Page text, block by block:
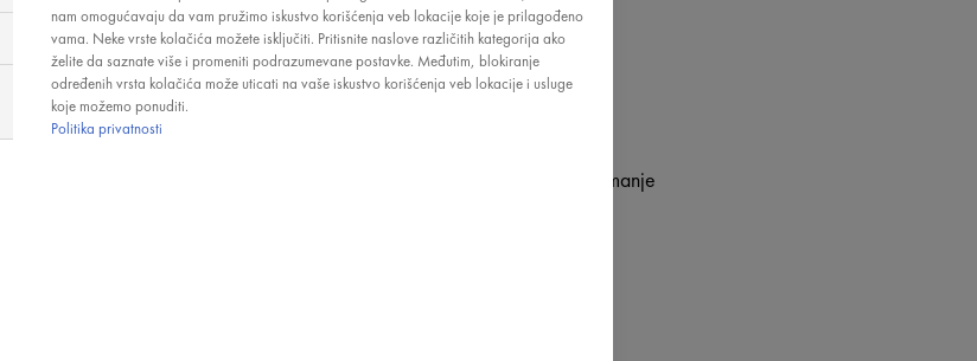
NA
grupe, jednoj koja živi na zagađenijem i drugoj, koja živi na manje
kako zagađivači utiču na našu kožu.
nam omogućavaju da vam pružimo iskustvo korišćenja veb lokacije koje je prilagođeno
vama. Neke vrste kolačića možete isključiti. Pritisnite naslove različitih kategorija ako
želite da saznate više i promeniti podrazumevane postavke. Međutim, blokiranje
određenih vrsta kolačića može uticati na vaše iskustvo korišćenja veb lokacije i usluge
koje možemo ponuditi.
Politika privatnosti